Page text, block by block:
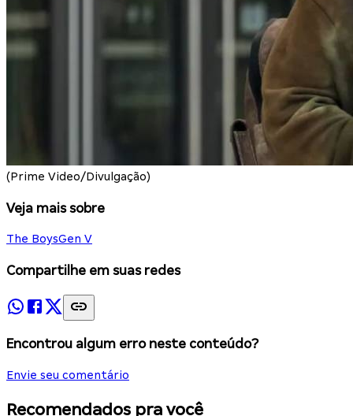
(Prime Video/Divulgação)
Veja mais sobre
The BoysGen V
Compartilhe em suas redes
Encontrou algum erro neste conteúdo?
Envie seu comentário
Recomendados pra você